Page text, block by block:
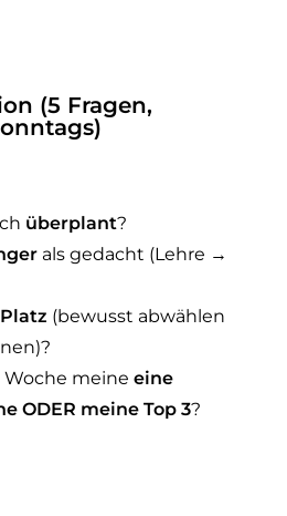
(5 Fragen,
überplant?
als gedacht (Lehre →
(bewusst abwählen
Woche meineeine
ODER meine Top 3?